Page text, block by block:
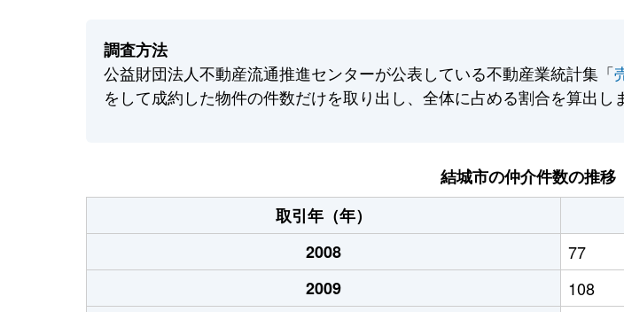
調査方法
公益財団法人不動産流通推進センターが公表している不動産業統計集「
をして成約した物件の件数だけを取り出し、全体に占める割合を算出し
結城市の仲介件数の推移
取引年（年）
2008
77
2009
108